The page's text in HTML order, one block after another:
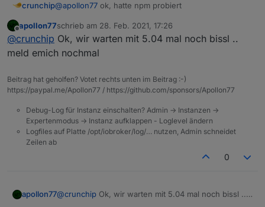
crunchip@apollon77 ok, hatte npm probiert
apollon77schrieb am 28. Feb. 2021, 17:26
zuletzt editiert von
@crunchip Ok, wir warten mit 5.04 mal noch bissl ..
meld emich nochmal
Beitrag hat geholfen? Votet rechts unten im Beitrag :-)
https://paypal.me/Apollon77 / https://github.com/sponsors/Apollon77
Debug-Log für Instanz einschalten? Admin -> Instanzen ->
Expertenmodus -> Instanz aufklappen - Loglevel ändern
Logfiles auf Platte /opt/iobroker/log/… nutzen, Admin schneidet
Zeilen ab
0
apollon77@crunchip Ok, wir warten mit 5.04 mal noch bissl ..